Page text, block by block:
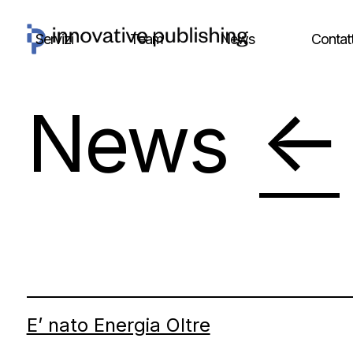
content
Servizi Team News
News ←
E’ nato Energia Oltre